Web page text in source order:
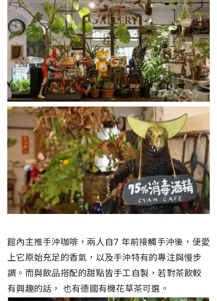
館內主推手沖咖啡，兩人自7 年前接觸手沖後，便愛
上它原始充足的香氣，以及手沖特有的專注與慢步
調。而與飲品搭配的甜點皆手工自製，若對茶飲較
有興趣的話， 也有德國有機花草茶可選。